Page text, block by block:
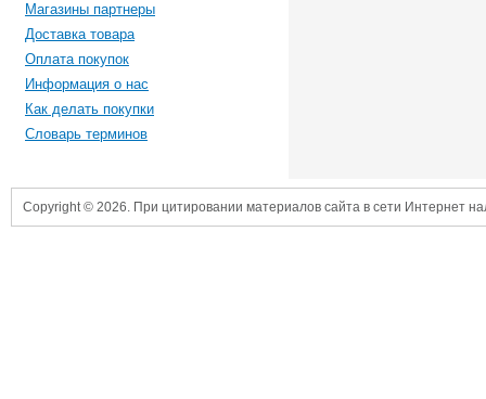
Магазины партнеры
Доставка товара
Оплата покупок
Информация о нас
Как делать покупки
Словарь терминов
Copyright © 2026. При цитировании материалов сайта в сети Интернет